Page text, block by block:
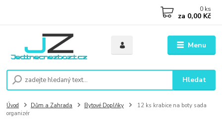
Menu
Hledat
0 ks
za 0,00 Kč
Úvod Dům a Zahrada Bytové Doplňky
12 ks krabice na boty sada
organizér